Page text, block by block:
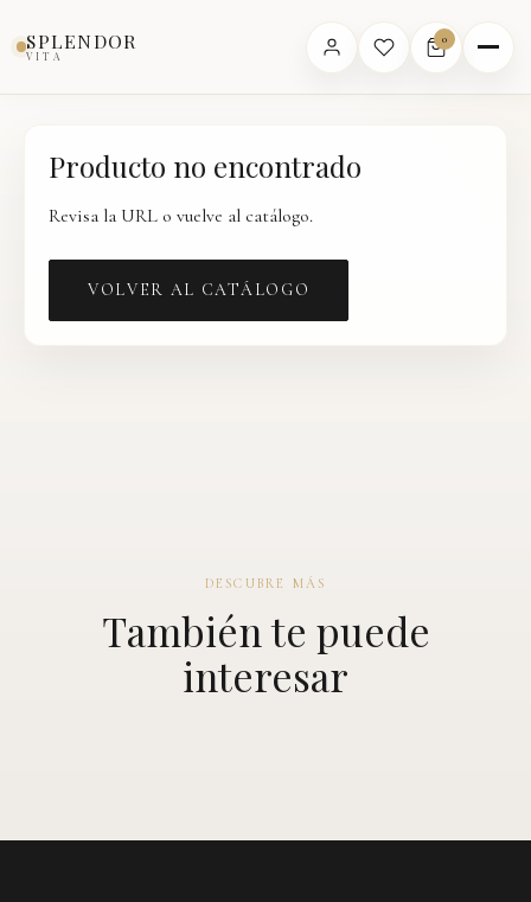
SPLENDOR
VITA
0
Producto no encontrado
Revisa la URL o vuelve al catálogo.
VOLVER AL CATÁLOGO
DESCUBRE MÁS
También te puede
interesar